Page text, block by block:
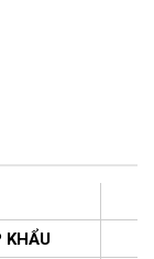
KHẨU